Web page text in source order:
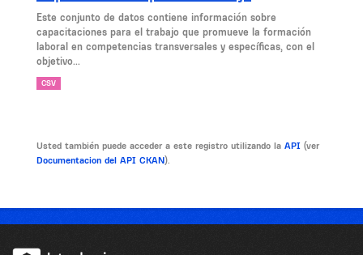
Este conjunto de datos contiene información sobre
capacitaciones para el trabajo que promueve la formación
laboral en competencias transversales y específicas, con el
objetivo...
CSV
Usted también puede acceder a este registro utilizando la API (ver
Documentacion del API CKAN).